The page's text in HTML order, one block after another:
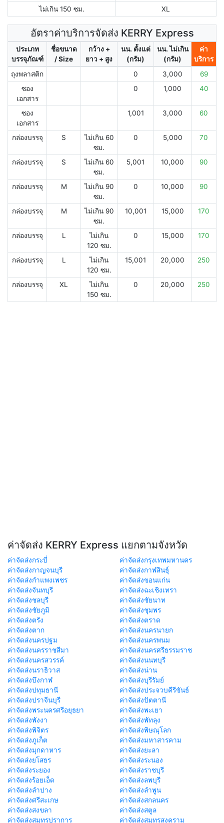
ไม่เกิน 150 ซม.
XL
อัตราค่าบริการจัดส่ง KERRY Express
ประเภท
บรรจุภัณฑ์
ชื่อขนาด
/ Size
กว้าง +
ยาว + สูง
นน. ตั้งแต่
(กรัม)
นน. ไม่เกิน
(กรัม)
ค่า
บริการ
ถุงพลาสติก
0 3,000
69
ซอง
เอกสาร
0 1,000 40
ซอง
เอกสาร
1,001 3,000 60
กล่องบรรจุ S
ไม่เกิน 60
ซม.
0 5,000 70
กล่องบรรจุ S
ไม่เกิน 60
ซม.
5,001 10,000 90
กล่องบรรจุ M
ไม่เกิน 90
ซม.
0 10,000 90
กล่องบรรจุ M
ไม่เกิน 90
ซม.
10,001 15,000 170
กล่องบรรจุ L
ไม่เกิน
120 ซม.
0 15,000 170
กล่องบรรจุ L
ไม่เกิน
120 ซม.
15,001 20,000 250
กล่องบรรจุ XL
ไม่เกิน
150 ซม.
0 20,000 250
ค่าจัดส่ง KERRY Express แยกตามจังหวัด
ค่าจัดส่งกระบี่
ค่าจัดส่งกรุงเทพมหานคร
ค่าจัดส่งกาญจนบุรี
ค่าจัดส่งกาฬสินธุ์
ค่าจัดส่งกำแพงเพชร
ค่าจัดส่งขอนแก่น
ค่าจัดส่งจันทบุรี
ค่าจัดส่งฉะเชิงเทรา
ค่าจัดส่งชลบุรี
ค่าจัดส่งชัยนาท
ค่าจัดส่งชัยภูมิ
ค่าจัดส่งชุมพร
ค่าจัดส่งตรัง
ค่าจัดส่งตราด
ค่าจัดส่งตาก
ค่าจัดส่งนครนายก
ค่าจัดส่งนครปฐม
ค่าจัดส่งนครพนม
ค่าจัดส่งนครราชสีมา
ค่าจัดส่งนครศรีธรรมราช
ค่าจัดส่งนครสวรรค์
ค่าจัดส่งนนทบุรี
ค่าจัดส่งนราธิวาส
ค่าจัดส่งน่าน
ค่าจัดส่งบึงกาฬ
ค่าจัดส่งบุรีรัมย์
ค่าจัดส่งปทุมธานี
ค่าจัดส่งประจวบคีรีขันธ์
ค่าจัดส่งปราจีนบุรี
ค่าจัดส่งปัตตานี
ค่าจัดส่งพระนครศรีอยุธยา
ค่าจัดส่งพะเยา
ค่าจัดส่งพังงา
ค่าจัดส่งพัทลุง
ค่าจัดส่งพิจิตร
ค่าจัดส่งพิษณุโลก
ค่าจัดส่งภูเก็ต
ค่าจัดส่งมหาสารคาม
ค่าจัดส่งมุกดาหาร
ค่าจัดส่งยะลา
ค่าจัดส่งยโสธร
ค่าจัดส่งระนอง
ค่าจัดส่งระยอง
ค่าจัดส่งราชบุรี
ค่าจัดส่งร้อยเอ็ด
ค่าจัดส่งลพบุรี
ค่าจัดส่งลำปาง
ค่าจัดส่งลำพูน
ค่าจัดส่งศรีสะเกษ
ค่าจัดส่งสกลนคร
ค่าจัดส่งสงขลา
ค่าจัดส่งสตูล
ค่าจัดส่งสมุทรปราการ
ค่าจัดส่งสมุทรสงคราม